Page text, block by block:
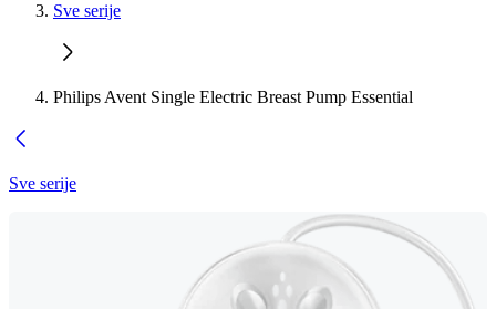
Sve serije
Philips Avent Single Electric Breast Pump Essential
Sve serije